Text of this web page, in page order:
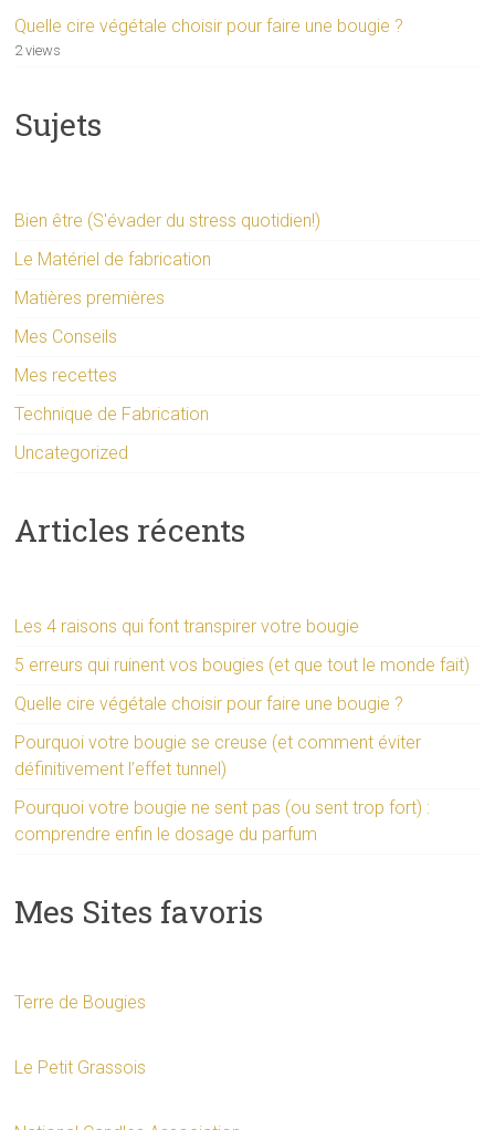
Quelle cire végétale choisir pour faire une bougie ?
2 views
Sujets
Bien être (S'évader du stress quotidien!)
Le Matériel de fabrication
Matières premières
Mes Conseils
Mes recettes
Technique de Fabrication
Uncategorized
Articles récents
Les 4 raisons qui font transpirer votre bougie
5 erreurs qui ruinent vos bougies (et que tout le monde fait)
Quelle cire végétale choisir pour faire une bougie ?
Pourquoi votre bougie se creuse (et comment éviter
définitivement l’effet tunnel)
Pourquoi votre bougie ne sent pas (ou sent trop fort) :
comprendre enfin le dosage du parfum
Mes Sites favoris
Terre de Bougies
Le Petit Grassois